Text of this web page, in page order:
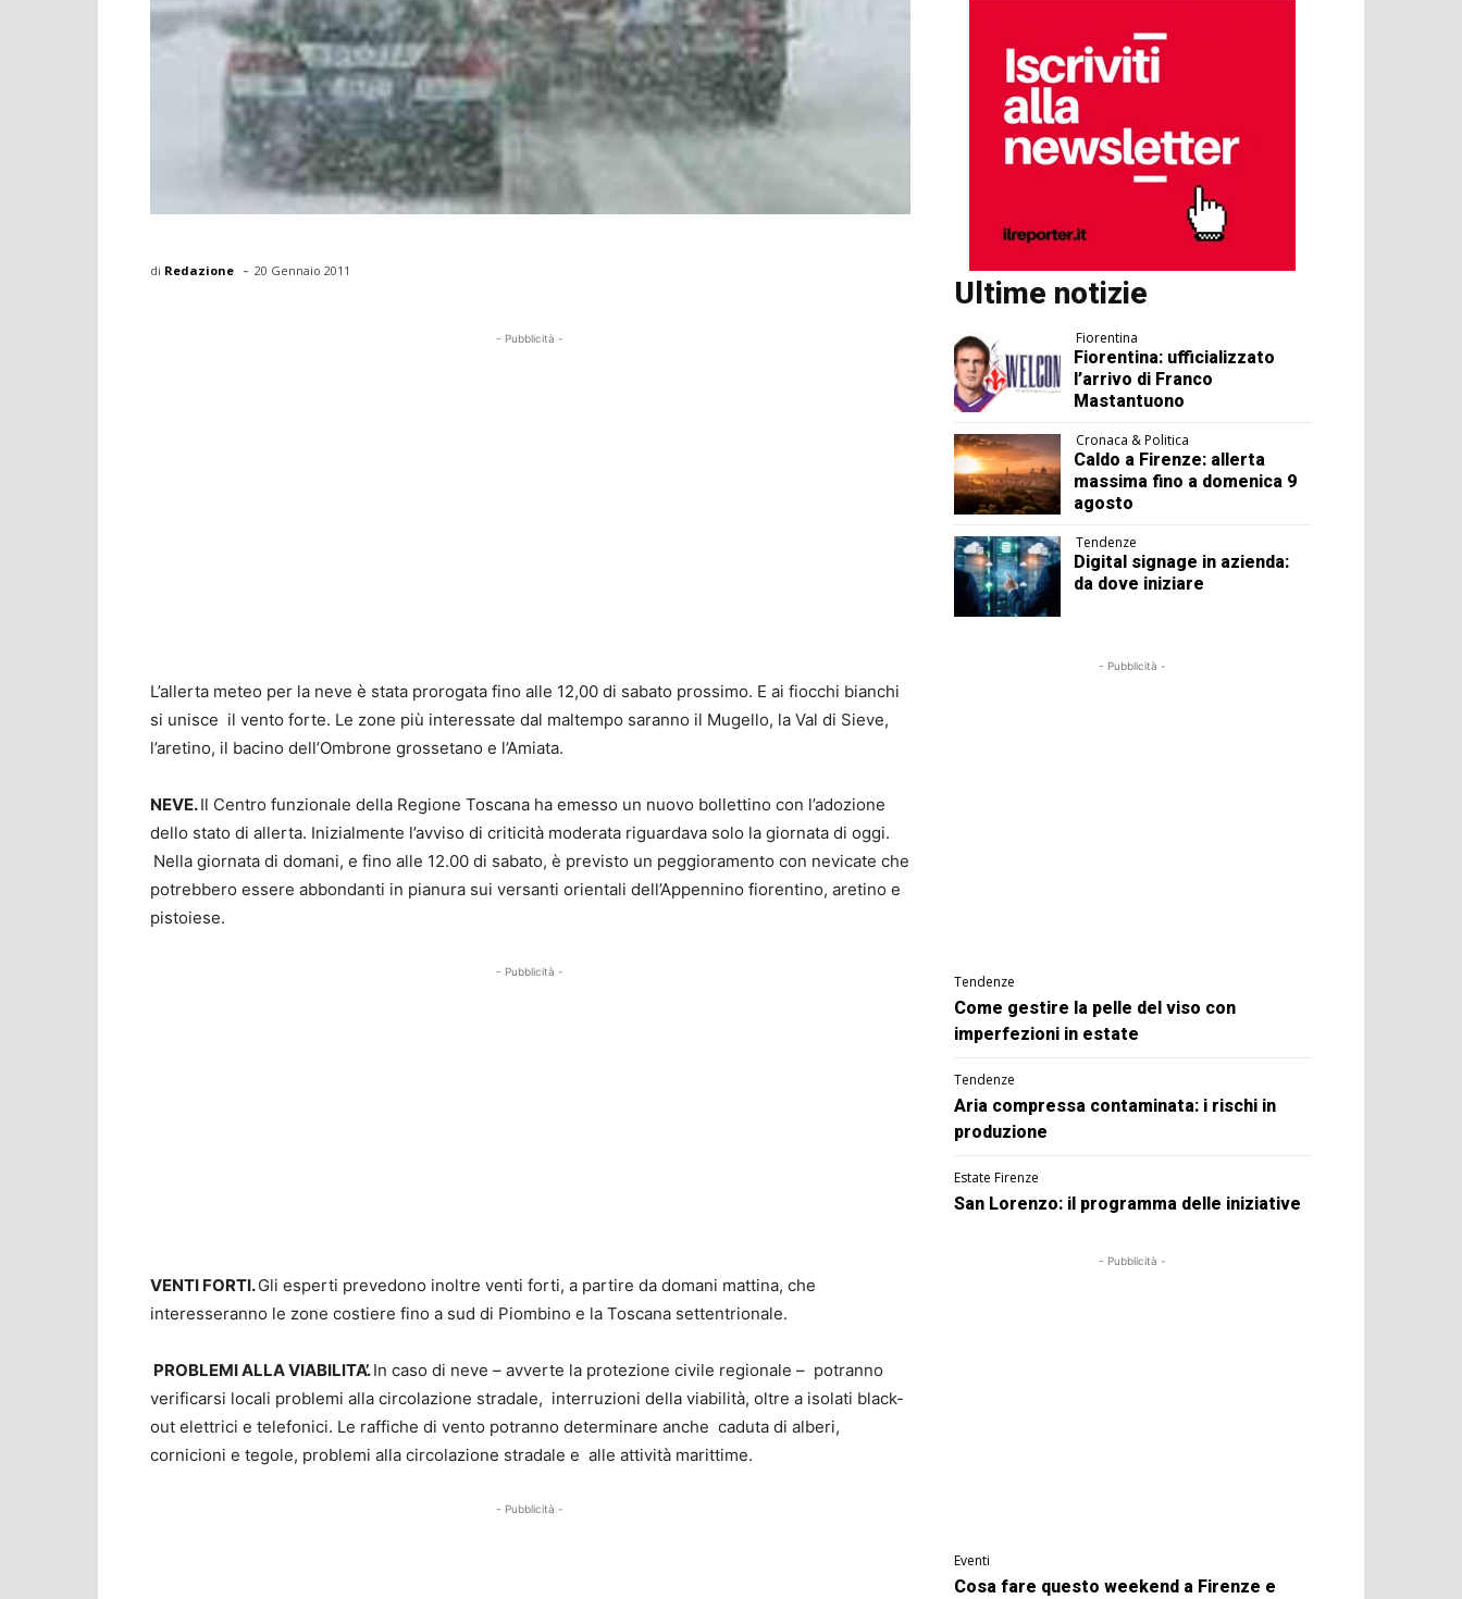
di Redazione - 20 Gennaio 2011
- Pubblicità -
L’allerta meteo per la neve è stata prorogata fino alle 12,00 di sabato prossimo. E ai fiocchi bianchi
si unisce il vento forte. Le zone più interessate dal maltempo saranno il Mugello, la Val di Sieve,
l’aretino, il bacino dell’Ombrone grossetano e l’Amiata.
NEVE. Il Centro funzionale della Regione Toscana ha emesso un nuovo bollettino con l’adozione
dello stato di allerta. Inizialmente l’avviso di criticità moderata riguardava solo la giornata di oggi.
Nella giornata di domani, e fino alle 12.00 di sabato, è previsto un peggioramento con nevicate che
potrebbero essere abbondanti in pianura sui versanti orientali dell’Appennino fiorentino, aretino e
pistoiese.
- Pubblicità -
VENTI FORTI.Gli esperti prevedono inoltre venti forti, a partire da domani mattina, che
interesseranno le zone costiere fino a sud di Piombino e la Toscana settentrionale.
PROBLEMI ALLA VIABILITA’.In caso di neve – avverte la protezione civile regionale – potranno
verificarsi locali problemi alla circolazione stradale, interruzioni della viabilità, oltre a isolati black-
out elettrici e telefonici. Le raffiche di vento potranno determinare anche caduta di alberi,
cornicioni e tegole, problemi alla circolazione stradale e alle attività marittime.
- Pubblicità -
Ultime notizie
Fiorentina
Fiorentina: ufficializzato
l’arrivo di Franco
Mastantuono
Cronaca & Politica
Caldo a Firenze: allerta
massima fino a domenica 9
agosto
Tendenze
Digital signage in azienda:
da dove iniziare
- Pubblicità -
Tendenze
Come gestire la pelle del viso con
imperfezioni in estate
Tendenze
Aria compressa contaminata: i rischi in
produzione
Estate Firenze
San Lorenzo: il programma delle iniziative
- Pubblicità -
Eventi
Cosa fare questo weekend a Firenze e